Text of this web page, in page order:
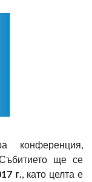
конференция,
ще се
г., като целта е